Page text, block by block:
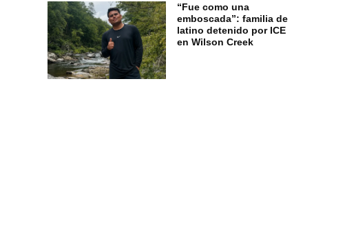
“Fue como una
emboscada”: familia de
latino detenido por ICE
en Wilson Creek